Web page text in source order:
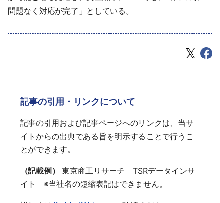
問題なく対応が完了」としている。
記事の引用・リンクについて
記事の引用および記事ページへのリンクは、当サ
イトからの出典である旨を明示することで行うこ
とができます。
（記載例）
東京商工リサーチ TSRデータインサ
イト ※当社名の短縮表記はできません。